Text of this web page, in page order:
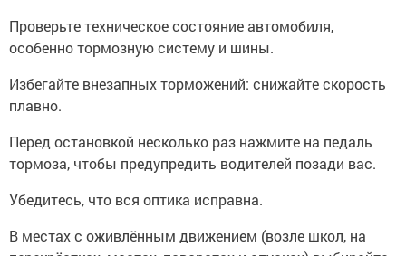
Проверьте техническое состояние автомобиля,
особенно тормозную систему и шины.
Избегайте внезапных торможений: снижайте скорость
плавно.
Перед остановкой несколько раз нажмите на педаль
тормоза, чтобы предупредить водителей позади вас.
Убедитесь, что вся оптика исправна.
В местах с оживлённым движением (возле школ, на